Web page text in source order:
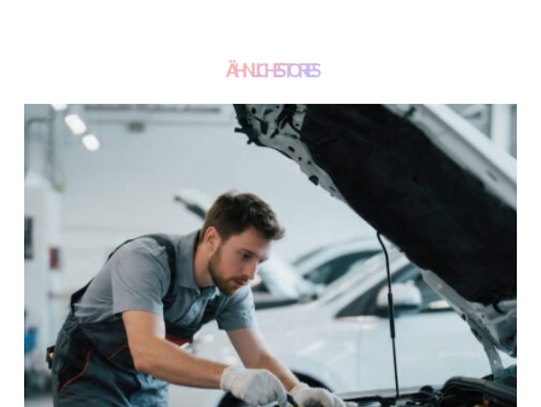
ÄHNLICHE STORIES